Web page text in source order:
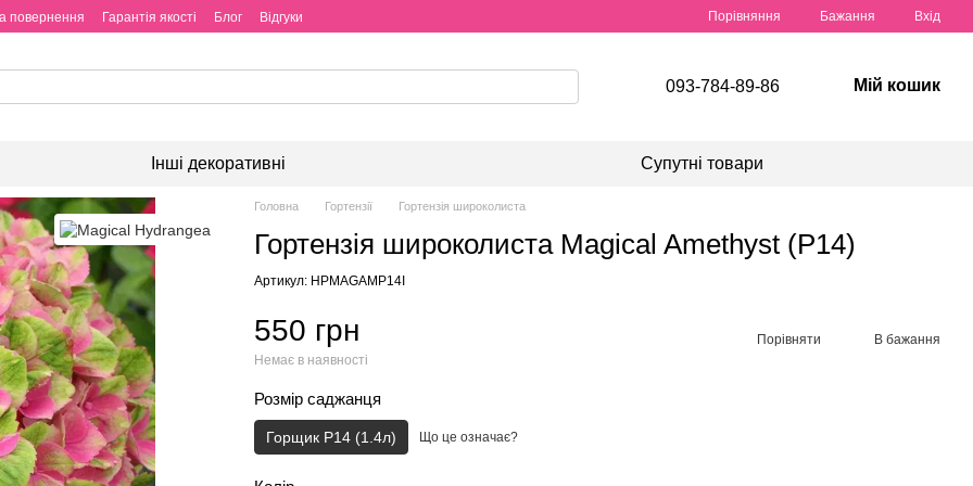
повернення Гарантія якості Блог Відгуки Порівняння Бажання Вхід
093-784-89-86 Мій кошик
Інші декоративні Супутні товари
Головна Гортензії Гортензія широколиста
Гортензія широколиста Magical Amethyst (P14)
Артикул: HPMAGAMP14I
550 грн
Немає в наявності
Порівняти В бажання
Розмір саджанця
Горщик P14 (1.4л) Що це означає?